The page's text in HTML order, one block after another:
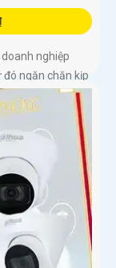
nghiệp
ngăn chặn kịp